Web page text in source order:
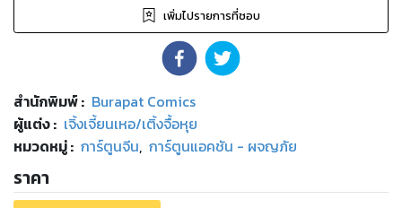
เพิ่มไปรายการที่ชอบ
สำนักพิมพ์: Burapat Comics
ผู้แต่ง : เจิ้งเจี้ยนเหอ/เติ้งจื้อหุย
หมวดหมู่: การ์ตูนจีน, การ์ตูนแอคชัน - ผจญภัย
ราคา